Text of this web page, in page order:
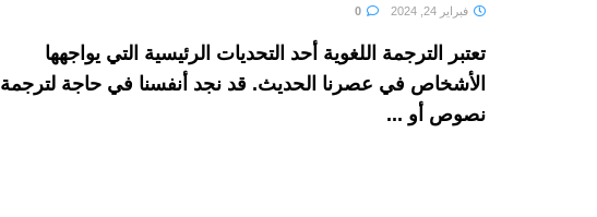
فبراير 24, 2024
تعتبر الترجمة اللغوية أحد التحديات الرئيسية التي يواجهها
الأشخاص في عصرنا الحديث. قد نجد أنفسنا في حاجة لترجمة
نصوص أو ...